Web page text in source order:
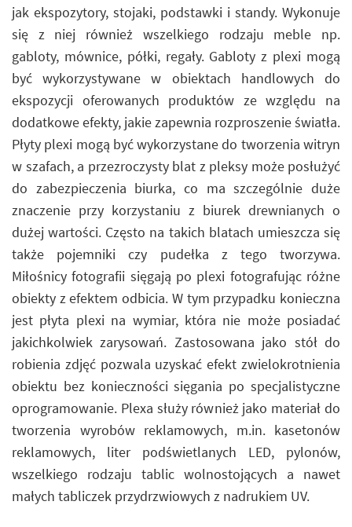
jak ekspozytory, stojaki, podstawki i standy. Wykonuje
się z niej również wszelkiego rodzaju meble np.
gabloty, mównice, półki, regały. Gabloty z plexi mogą
być wykorzystywane w obiektach handlowych do
ekspozycji oferowanych produktów ze względu na
dodatkowe efekty, jakie zapewnia rozproszenie światła.
Płyty plexi mogą być wykorzystane do tworzenia witryn
w szafach, a przezroczysty blat z pleksy może posłużyć
do zabezpieczenia biurka, co ma szczególnie duże
znaczenie przy korzystaniu z biurek drewnianych o
dużej wartości. Często na takich blatach umieszcza się
także pojemniki czy pudełka z tego tworzywa.
Miłośnicy fotografii sięgają po plexi fotografując różne
obiekty z efektem odbicia. W tym przypadku konieczna
jest płyta plexi na wymiar, która nie może posiadać
jakichkolwiek zarysowań. Zastosowana jako stół do
robienia zdjęć pozwala uzyskać efekt zwielokrotnienia
obiektu bez konieczności sięgania po specjalistyczne
oprogramowanie. Plexa służy również jako materiał do
tworzenia wyrobów reklamowych, m.in. kasetonów
reklamowych, liter podświetlanych LED, pylonów,
wszelkiego rodzaju tablic wolnostojących a nawet
małych tabliczek przydrzwiowych z nadrukiem UV.